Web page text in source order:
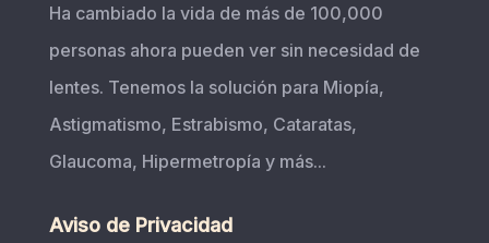
Ha cambiado la vida de más de 100,000
personas ahora pueden ver sin necesidad de
lentes. Tenemos la solución para Miopía,
Astigmatismo, Estrabismo, Cataratas,
Glaucoma, Hipermetropía y más...
Aviso de Privacidad